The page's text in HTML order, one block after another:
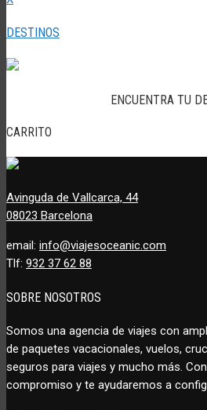
DESTINOS
ENCUENTRA TU
CARRITO
Avinguda de Vallcarca, 44
08023 Barcelona
email: info@viajesoceanic.com
Tlf: 932 37 62 88
SOBRE NOSOTROS
Somos una agencia de viajes con
de paquetes vacacionales, vuelos,
seguros para viajes y mucho más.
compromiso y te ayudaremos a